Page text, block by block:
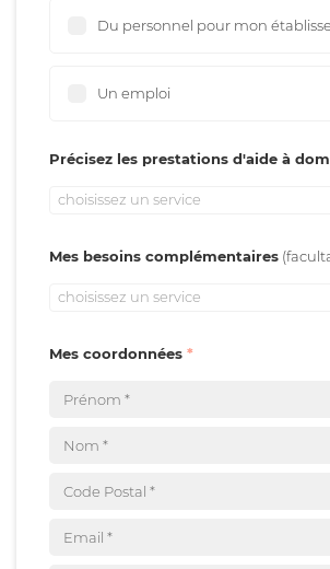
Du personnel pour mon
Un emploi
Précisez les prestations d'aide à
choisissez un service
Mes besoins complémentaires
choisissez un service
Mes coordonnées